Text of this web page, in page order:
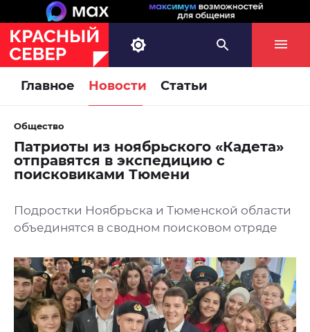
Главное Новости Статьи
Общество
Патриоты из ноябрьского «Кадета»
отправятся в экспедицию с
поисковиками Тюмени
Подростки Ноябрьска и Тюменской области
объединятся в сводном поисковом отряде